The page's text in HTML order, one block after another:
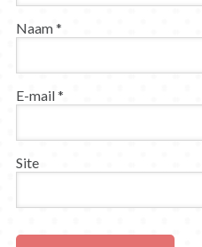
Naam*
E-mail*
Site